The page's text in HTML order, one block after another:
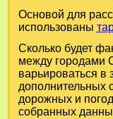
Основой для
использованы
Сколько будет
между городами
варьироваться в
дополнительных
дорожных и
собранных